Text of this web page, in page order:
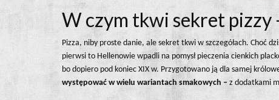
W czym tkwi sekret pizzy
Pizza, niby proste danie, ale sekret tkwi w szczegółach. Choć
pierwsi to Hellenowie wpadli na pomysł pieczenia cienkich
bo dopiero pod koniec XIX w. Przygotowano ją dla samej
występować w wielu wariantach smakowych – z dodatkami